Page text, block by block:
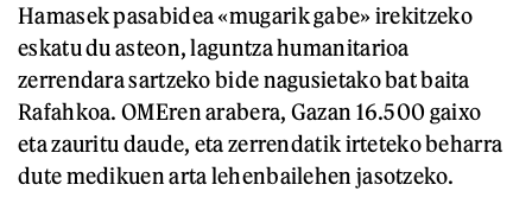
Hamasek pasabidea «mugarik gabe» irekitzeko
eskatu du asteon, laguntza humanitarioa
zerrendara sartzeko bide nagusietako bat baita
Rafahkoa. OMEren arabera, Gazan 16.500 gaixo
eta zauritu daude, eta zerrendatik irteteko beharra
dute medikuen arta lehenbailehen jasotzeko.